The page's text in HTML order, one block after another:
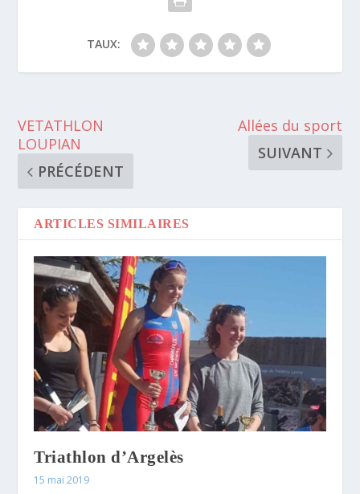
TAUX:
VETATHLON
LOUPIAN
PRÉCÉDENT
Allées du sport
SUIVANT
ARTICLES SIMILAIRES
Triathlon d’Argelès
15 mai 2019